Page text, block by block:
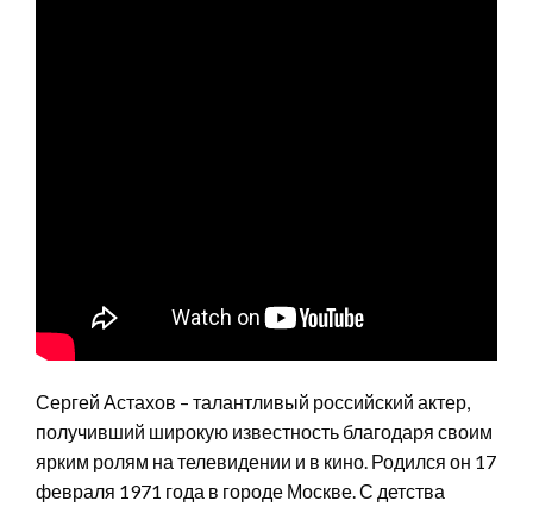
Сергей Астахов – талантливый российский актер,
получивший широкую известность благодаря своим
ярким ролям на телевидении и в кино. Родился он 17
февраля 1971 года в городе Москве. С детства